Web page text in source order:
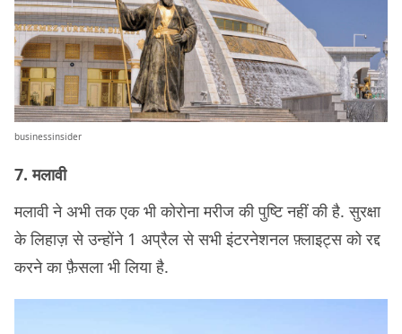
businessinsider
7. मलावी
मलावी ने अभी तक एक भी कोरोना मरीज की पुष्टि नहीं की है. सुरक्षा
के लिहाज़ से उन्होंने 1 अप्रैल से सभी इंटरनेशनल फ़्लाइट्स को रद्द
करने का फ़ैसला भी लिया है.